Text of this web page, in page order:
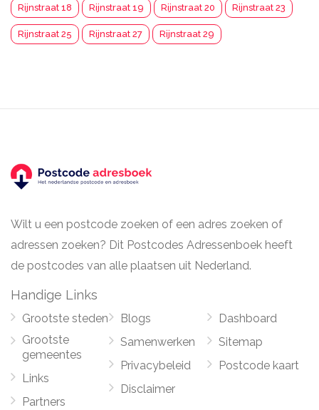
Rijnstraat 18 Rijnstraat 19 Rijnstraat 20 Rijnstraat 23
Rijnstraat 25 Rijnstraat 27 Rijnstraat 29
Wilt u een postcode zoeken of een adres zoeken of
adressen zoeken? Dit Postcodes Adressenboek heeft
de postcodes van alle plaatsen uit Nederland.
Handige Links
Grootste steden
Grootste
gemeentes
Links
Partners
Blogs
Samenwerken
Privacybeleid
Disclaimer
Dashboard
Sitemap
Postcode kaart